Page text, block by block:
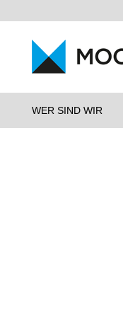
WER SIND WIR